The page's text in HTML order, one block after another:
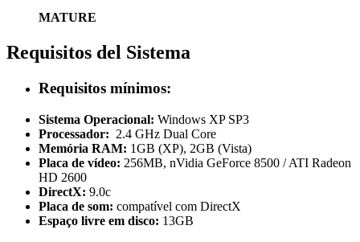
MATURE
Requisitos del Sistema
Requisitos mínimos:
Sistema Operacional: Windows XP SP3
Processador: 2.4 GHz Dual Core
Memória RAM: 1GB (XP), 2GB (Vista)
Placa de vídeo: 256MB, nVidia GeForce 8500 / ATI Radeon
HD 2600
DirectX: 9.0c
Placa de som: compatível com DirectX
Espaço livre em disco: 13GB